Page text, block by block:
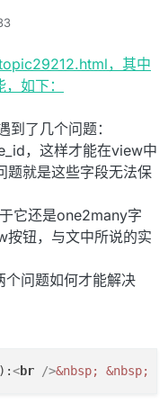
，其中
如下：
了几个问题：
，这样才能在view中
题就是这些字段无法保
它还是one2many字
按钮，与文中所说的实
个问题如何才能解决
<br />&nbsp; &nbsp;